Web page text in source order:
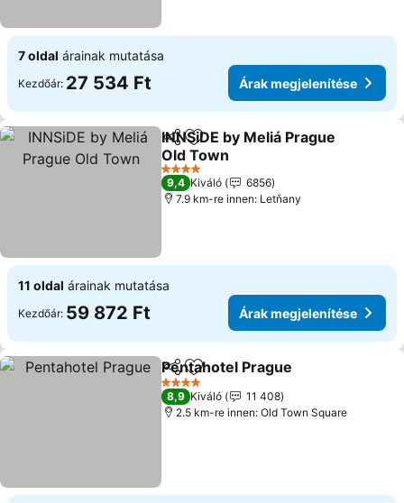
7 oldal árainak mutatása
Kezdőár: 27 534 Ft Árak megjelenítése
Megosztás
Hozzáadás a kedvencekhez
INNSiDE by Meliá Prague
Old Town
4 Kategória
9,4 Kiváló
6856
7.9 km-re innen: Letňany
11 oldal árainak mutatása
Kezdőár: 59 872 Ft Árak megjelenítése
Megosztás
Hozzáadás a kedvencekhez
Pentahotel Prague
4 Kategória
8,9 Kiváló
11 408
2.5 km-re innen: Old Town Square